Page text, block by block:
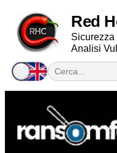
Red
Sicurezza
Analisi